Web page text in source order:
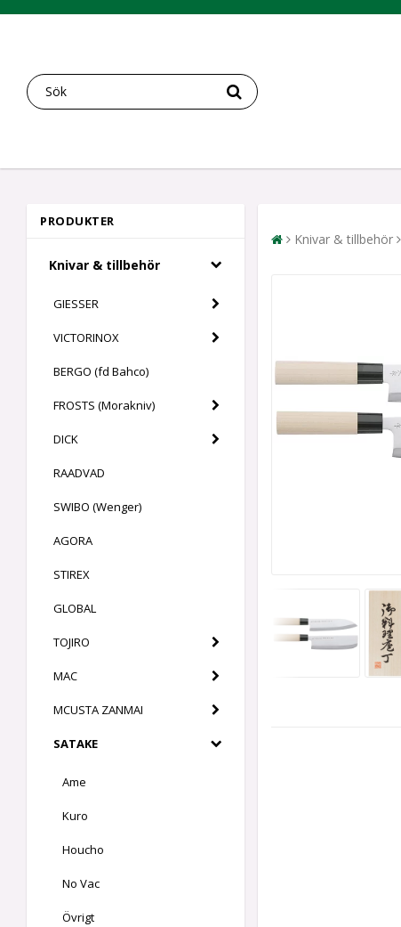
PRODUKTER
Knivar & tillbehör
GIESSER
VICTORINOX
BERGO (fd Bahco)
FROSTS (Morakniv)
DICK
RAADVAD
SWIBO (Wenger)
AGORA
STIREX
GLOBAL
TOJIRO
MAC
MCUSTA ZANMAI
SATAKE
Ame
Kuro
Houcho
No Vac
Övrigt
Knivar & tillbehör